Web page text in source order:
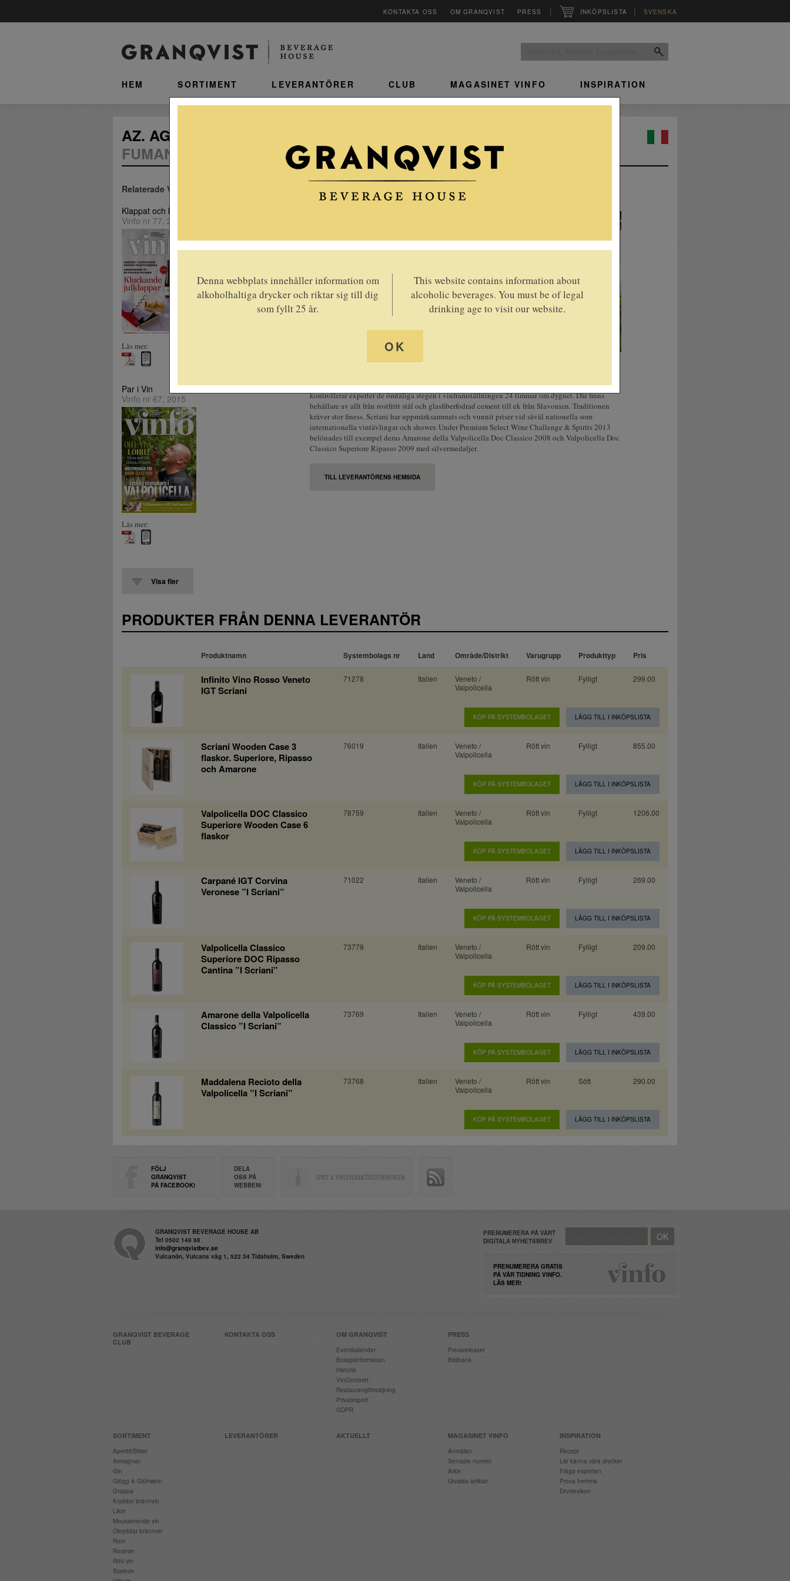
KONTAKTA OSS OM GRANQVIST PRESS | INKÖPSLISTA | SVENSKA
HEM SORTIMENT LEVERANTÖRER CLUB MAGASINET VINFO INSPIRATION
AZ. AGR. ”SCRIANI”
FUMANE - VERONA, ITALIEN
I området Valpolicella Classica, på en höjd mellan 250 och 400 meter över havet, finner du
Gardasjön på den andra. Viner från Scriani håller en mycket hög kvalitet. I vinkällaren
kontrollerar experter de ömtåliga stegen i vinframställningen 24 timmar om dygnet. Där finns
behållare av allt från rostfritt stål och glasfiberfodrad cement till ek från Slavonien. Traditionen
kräver stor finess. Scriani har uppmärksammats och vunnit priser vid såväl nationella som
internationella vintävlingar och shower. Under Premium Select Wine Challenge & Spirits 2013
belönades till exempel deras Amarone della Valpolicella Doc Classico 2008 och Valpolicella Doc
Classico Superiore Ripasso 2009 med silvermedaljer.
TILL LEVERANTÖRENS HEMSIDA
Relaterade Vinfo-artiklar
Klappat och klart
Vinfo nr 77, 2018
Läs mer:
Par i Vin
Vinfo nr 67, 2015
Läs mer:
Visa fler
PRODUKTER FRÅN DENNA LEVERANTÖR
Produktnamn Systembolags nr Land Område/Distrikt Varugrupp Produkttyp Pris
Infinito Vino Rosso Veneto
IGT Scriani
71278 Italien
Veneto /
Valpolicella
Rött vin Fylligt 299.00
KÖP PÅ SYSTEMBOLAGET LÄGG TILL I INKÖPSLISTA
Scriani Wooden Case 3
flaskor. Superiore, Ripasso
och Amarone
76019 Italien
Veneto /
Valpolicella
Rött vin Fylligt 855.00
KÖP PÅ SYSTEMBOLAGET LÄGG TILL I INKÖPSLISTA
Valpolicella DOC Classico
Superiore Wooden Case 6
flaskor
78759 Italien
Veneto /
Valpolicella
Rött vin Fylligt 1206.00
KÖP PÅ SYSTEMBOLAGET LÄGG TILL I INKÖPSLISTA
Carpané IGT Corvina
Veronese ”I Scriani”
71022 Italien
Veneto /
Valpolicella
Rött vin Fylligt 269.00
KÖP PÅ SYSTEMBOLAGET LÄGG TILL I INKÖPSLISTA
Valpolicella Classico
Superiore DOC Ripasso
Cantina ”I Scriani”
73779 Italien
Veneto /
Valpolicella
Rött vin Fylligt 209.00
KÖP PÅ SYSTEMBOLAGET LÄGG TILL I INKÖPSLISTA
Amarone della Valpolicella
Classico ”I Scriani”
73769 Italien
Veneto /
Valpolicella
Rött vin Fylligt 439.00
KÖP PÅ SYSTEMBOLAGET LÄGG TILL I INKÖPSLISTA
Maddalena Recioto della
Valpolicella ”I Scriani”
73768 Italien
Veneto /
Valpolicella
Rött vin Sött 290.00
KÖP PÅ SYSTEMBOLAGET LÄGG TILL I INKÖPSLISTA
FÖLJ
GRANQVIST
PÅ FACEBOOK!
DELA
OSS PÅ
WEBBEN!
GRANQVIST BEVERAGE HOUSE AB
Tel 0502 148 88
info@granqvistbev.se
Vulcanön, Vulcans väg 1, 522 34 Tidaholm, Sweden
PRENUMERERA PÅ VÅRT
DIGITALA NYHETSBREV
PRENUMERERA GRATIS
PÅ VÅR TIDNING VINFO.
LÄS MER!
GRANQVIST BEVERAGE
CLUB
KONTAKTA OSS OM GRANQVIST
Eventkalender
Bolagsinformation
Historia
VinContoret
Restaurangförsäljning
Privatimport
GDPR
PRESS
Pressreleaser
Bildbank
SORTIMENT
Aperitif/Bitter
Armagnac
Gin
Glögg & Glühwein
Grappa
Kryddat brännvin
Likör
Mousserande vin
Okryddat brännvin
Rom
Rosévin
Rött vin
Starkvin
LEVERANTÖRER AKTUELLT MAGASINET VINFO
Anmälan
Senaste numret
Arkiv
Utvalda artiklar
INSPIRATION
Recept
Lär känna våra drycker
Fråga experten
Prova hemma
Druvlexikon
Denna webbplats innehåller information om
alkoholhaltiga drycker och riktar sig till dig
som fyllt 25 år.
This website contains information about
alcoholic beverages. You must be of legal
drinking age to visit our website.
OK